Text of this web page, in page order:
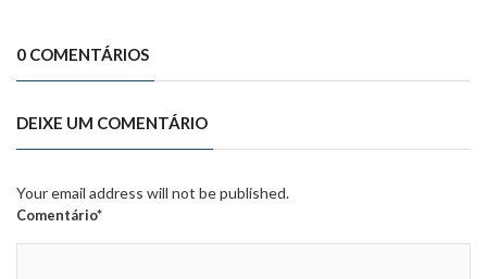
0 COMENTÁRIOS
DEIXE UM COMENTÁRIO
Your email address will not be published.
Comentário*